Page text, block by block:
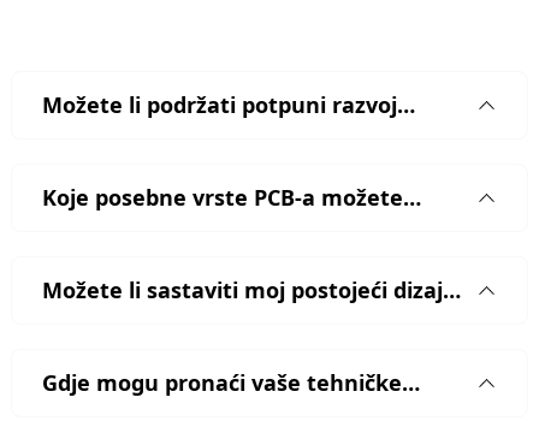
Možete li podržati potpuni razvoj
Koje posebne vrste PCB-a možete
Možete li sastaviti moj postojeći dizajn
Gdje mogu pronaći vaše tehničke